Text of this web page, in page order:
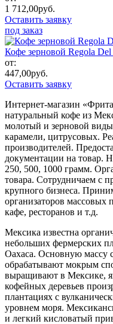
1 712,00руб.
Оставить заявку
под заказ
Кофе зерновой Regola
от:
447,00руб.
Оставить заявку
Интернет-магазин
натуральный кофе из
молотый и зерновой
карамели, цитрусовых.
производителей.
документации на товар.
250, 500, 1000 грамм.
товара. Сотрудничаем с
крупного бизнеса.
организаторов массовых
кафе, ресторанов и т.д.
Мексика известна
небольших фермерских
Oaxaca. Основную массу
обрабатывают мокрым
выращивают в Мексике,
кофейных деревьев
плантациях с
уровнем моря.
и легкий кисловатый